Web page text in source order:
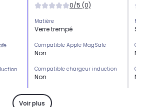
0/5 (0)
Matière
Verre trempé
Compatible Apple MagSafe
Non
Compatible chargeur induction
Non
Emplacement(s) carte(s)
Non
Voir plus